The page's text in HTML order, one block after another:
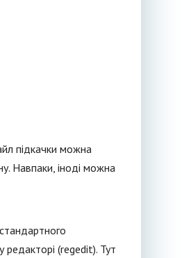
підкачки можна
Навпаки, іноді можна
(regedit). Тут